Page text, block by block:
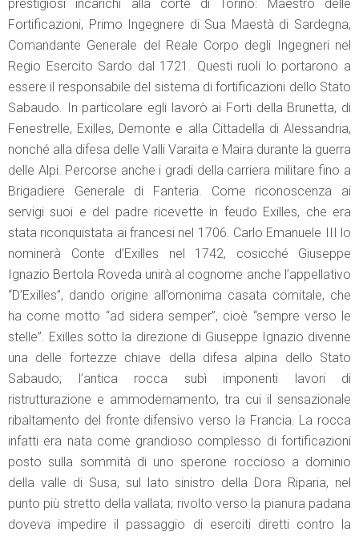
prestigiosi incarichi alla corte di Torino: Maestro delle
Fortificazioni, Primo Ingegnere di Sua Maestà di Sardegna,
Comandante Generale del Reale Corpo degli Ingegneri nel
Regio Esercito Sardo dal 1721. Questi ruoli lo portarono a
essere il responsabile del sistema di fortificazioni dello Stato
Sabaudo. In particolare egli lavorò ai Forti della Brunetta, di
Fenestrelle, Exilles, Demonte e alla Cittadella di Alessandria,
nonché alla difesa delle Valli Varaita e Maira durante la guerra
delle Alpi. Percorse anche i gradi della carriera militare fino a
Brigadiere Generale di Fanteria. Come riconoscenza ai
servigi suoi e del padre ricevette in feudo Exilles, che era
stata riconquistata ai francesi nel 1706. Carlo Emanuele III lo
nominerà Conte d’Exilles nel 1742, cosicché Giuseppe
Ignazio Bertola Roveda unirà al cognome anche l’appellativo
“D’Exilles”, dando origine all’omonima casata comitale, che
ha come motto “ad sidera semper”, cioè “sempre verso le
stelle”. Exilles sotto la direzione di Giuseppe Ignazio divenne
una delle fortezze chiave della difesa alpina dello Stato
Sabaudo; l’antica rocca subì imponenti lavori di
ristrutturazione e ammodernamento, tra cui il sensazionale
ribaltamento del fronte difensivo verso la Francia. La rocca
infatti era nata come grandioso complesso di fortificazioni
posto sulla sommità di uno sperone roccioso a dominio
della valle di Susa, sul lato sinistro della Dora Riparia, nel
punto più stretto della vallata; rivolto verso la pianura padana
doveva impedire il passaggio di eserciti diretti contro la